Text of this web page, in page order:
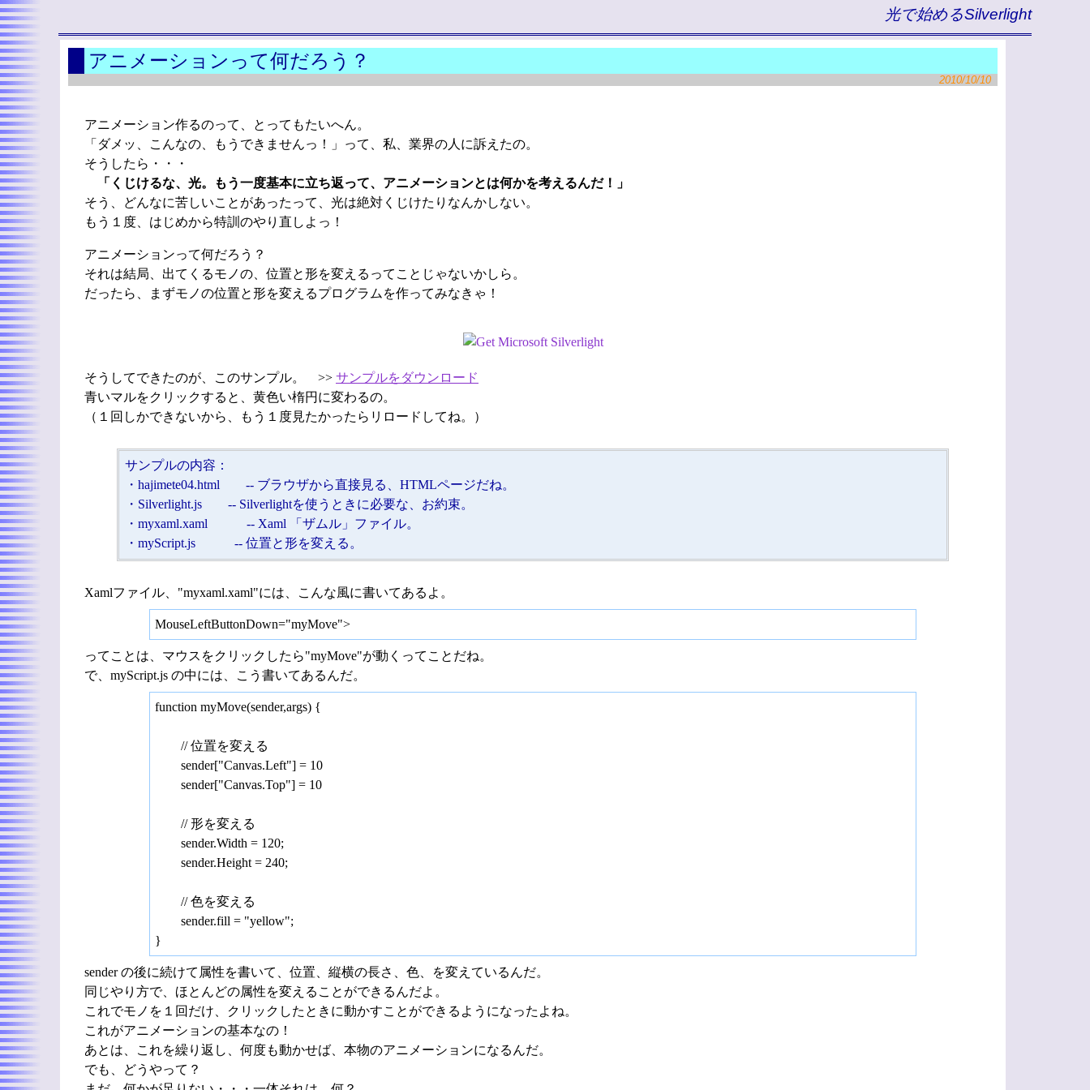
光で始めるSilverlight
アニメーションって何だろう？
2010/10/10
アニメーション作るのって、とってもたいへん。
「ダメッ、こんなの、もうできませんっ！」って、私、業界の人に訴えたの。
そうしたら・・・
「くじけるな、光。もう一度基本に立ち返って、アニメーションとは何かを考えるんだ！」
そう、どんなに苦しいことがあったって、光は絶対くじけたりなんかしない。
もう１度、はじめから特訓のやり直しよっ！
アニメーションって何だろう？
それは結局、出てくるモノの、位置と形を変えるってことじゃないかしら。
だったら、まずモノの位置と形を変えるプログラムを作ってみなきゃ！
そうしてできたのが、このサンプル。 >> サンプルをダウンロード
青いマルをクリックすると、黄色い楕円に変わるの。
（１回しかできないから、もう１度見たかったらリロードしてね。）
サンプルの内容：
・hajimete04.html -- ブラウザから直接見る、HTMLページだね。
・Silverlight.js -- Silverlightを使うときに必要な、お約束。
・myxaml.xaml -- Xaml 「ザムル」ファイル。
・myScript.js -- 位置と形を変える。
Xamlファイル、"myxaml.xaml"には、こんな風に書いてあるよ。
MouseLeftButtonDown="myMove">
ってことは、マウスをクリックしたら"myMove"が動くってことだね。
で、myScript.js の中には、こう書いてあるんだ。
function myMove(sender,args) {
// 位置を変える
sender["Canvas.Left"] = 10
sender["Canvas.Top"] = 10
// 形を変える
sender.Width = 120;
sender.Height = 240;
// 色を変える
sender.fill = "yellow";
}
sender の後に続けて属性を書いて、位置、縦横の長さ、色、を変えているんだ。
同じやり方で、ほとんどの属性を変えることができるんだよ。
これでモノを１回だけ、クリックしたときに動かすことができるようになったよね。
これがアニメーションの基本なの！
あとは、これを繰り返し、何度も動かせば、本物のアニメーションになるんだ。
でも、どうやって？